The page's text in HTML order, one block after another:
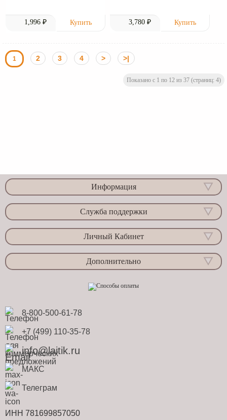
1,996 ₽ 3,780 ₽
1 2 3 4 > >|
Показано с 1 по 12 из 37 (страниц: 4)
Информация
Служба поддержки
Личный Кабинет
Дополнительно
8-800-500-61-78
+7 (499) 110-35-78
info@laitik.ru
МАКС
Телеграм
ИНН 781699857050